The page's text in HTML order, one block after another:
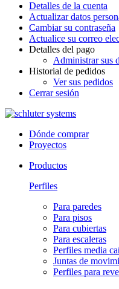
Detalles de la cuenta
Actualizar datos
Cambiar su contraseña
Actualice su correo
Detalles del pago
Administrar sus
Historial de pedidos
Ver sus pedidos
Cerrar sesión
Dónde comprar
Proyectos
Productos
Perfiles
Para paredes
Para pisos
Para cubiertas
Para escaleras
Perfiles media
Juntas de
Perfiles para